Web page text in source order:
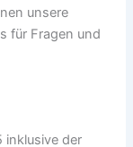
unsere
für Fragen und
inklusive der